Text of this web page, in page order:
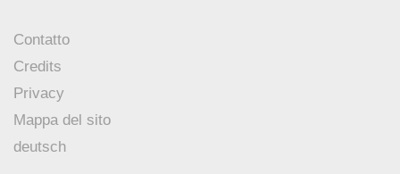
Contatto
Credits
Privacy
Mappa del sito
deutsch